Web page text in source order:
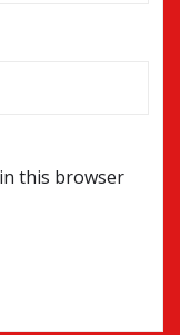
this browser